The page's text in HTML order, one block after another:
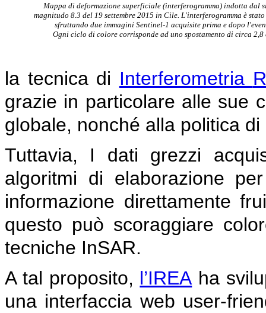
Mappa di deformazione superficiale (interferogramma) indotta dal
magnitudo 8.3 del 19 settembre 2015 in Cile. L'interferogramma è
sfruttando due immagini Sentinel-1 acquisite prima e dopo
Ogni ciclo di colore corrisponde ad uno spostamento di circa 2,8
la tecnica di Interferometria
grazie in particolare alle sue
globale, nonché alla politica
Tuttavia, I dati grezzi
algoritmi di elaborazione
informazione direttamente
questo può scoraggiare
tecniche InSAR.
A tal proposito, l’IREAha
una interfaccia web user-